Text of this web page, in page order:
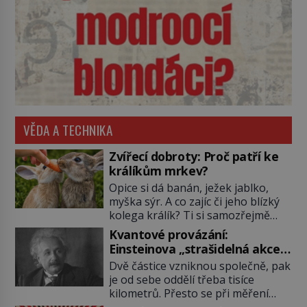
VĚDA A TECHNIKA
Zvířecí dobroty: Proč patří ke
králíkům mrkev?
Opice si dá banán, ježek jablko,
myška sýr. A co zajíc či jeho blízký
kolega králík? Ti si samozřejmě
pochutnají na mrkvi! Proč jsou
podobné představy o potravě
zvířat často spíš mýty? Pokud máte
doma králíka, mrkev mu dát
můžete. A nejspíš mu i bude
chutnat, ovšem měl by ji mít jen
Kvantové provázání:
Einsteinova „strašidelná akce
na dálku“ dál mate i fascinuje
vědce
Dvě částice vzniknou společně, pak
je od sebe oddělí třeba tisíce
kilometrů. Přesto se při měření